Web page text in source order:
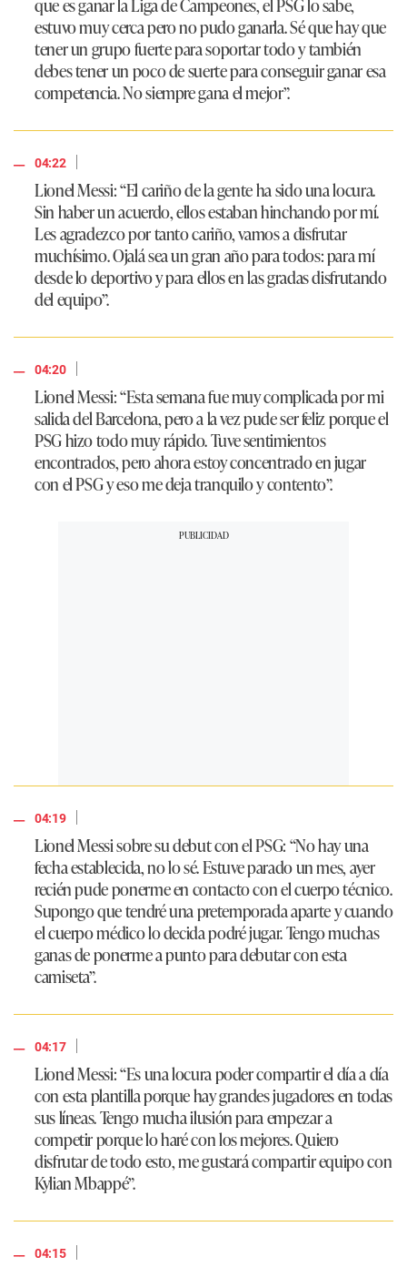
estuvo muy cerca pero no pudo ganarla. Sé que hay que
tener un grupo fuerte para soportar todo y también
debes tener un poco de suerte para conseguir ganar esa
competencia. No siempre gana el mejor”.
04:22
|
Lionel Messi: “El cariño de la gente ha sido una locura.
Sin haber un acuerdo, ellos estaban hinchando por mí.
Les agradezco por tanto cariño, vamos a disfrutar
muchísimo. Ojalá sea un gran año para todos: para mí
desde lo deportivo y para ellos en las gradas disfrutando
del equipo”.
04:20
|
Lionel Messi: “Esta semana fue muy complicada por mi
salida del Barcelona, pero a la vez pude ser feliz porque el
PSG hizo todo muy rápido. Tuve sentimientos
encontrados, pero ahora estoy concentrado en jugar
con el PSG y eso me deja tranquilo y contento”.
04:19
|
Lionel Messi sobre su debut con el PSG: “No hay una
fecha establecida, no lo sé. Estuve parado un mes, ayer
recién pude ponerme en contacto con el cuerpo técnico.
Supongo que tendré una pretemporada aparte y cuando
el cuerpo médico lo decida podré jugar. Tengo muchas
ganas de ponerme a punto para debutar con esta
camiseta”.
04:17
|
Lionel Messi: “Es una locura poder compartir el día a día
con esta plantilla porque hay grandes jugadores en todas
sus líneas. Tengo mucha ilusión para empezar a
competir porque lo haré con los mejores. Quiero
disfrutar de todo esto, me gustará compartir equipo con
Kylian Mbappé”.
04:15
|